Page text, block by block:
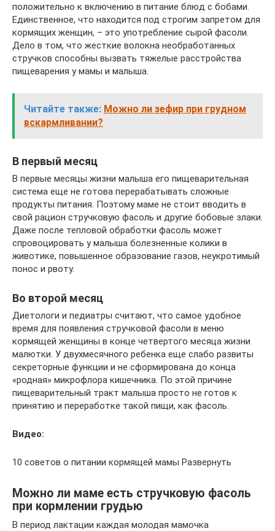
положительно к включению в питание блюд с бобами.
Единственное, что находится под строгим запретом для
кормящих женщин, – это употребление сырой фасоли.
Дело в том, что жесткие волокна необработанных
стручков способны вызвать тяжелые расстройства
пищеварения у мамы и малыша.
Читайте также: Можно ли зефир при грудном
вскармливании?
В первый месяц
В первые месяцы жизни малыша его пищеварительная
система еще не готова перерабатывать сложные
продукты питания. Поэтому маме не стоит вводить в
свой рацион стручковую фасоль и другие бобовые злаки.
Даже после тепловой обработки фасоль может
спровоцировать у малыша болезненные колики в
животике, повышенное образование газов, неукротимый
понос и рвоту.
Во второй месяц
Диетологи и педиатры считают, что самое удобное
время для появления стручковой фасоли в меню
кормящей женщины в конце четвертого месяца жизни
малютки. У двухмесячного ребенка еще слабо развиты
секреторные функции и не сформирована до конца
«родная» микрофлора кишечника. По этой причине
пищеварительный тракт малыша просто не готов к
принятию и переработке такой пищи, как фасоль.
Видео:
10 советов о питании кормящей мамы Развернуть
Можно ли маме есть стручковую фасоль
при кормлении грудью
В период лактации каждая молодая мамочка